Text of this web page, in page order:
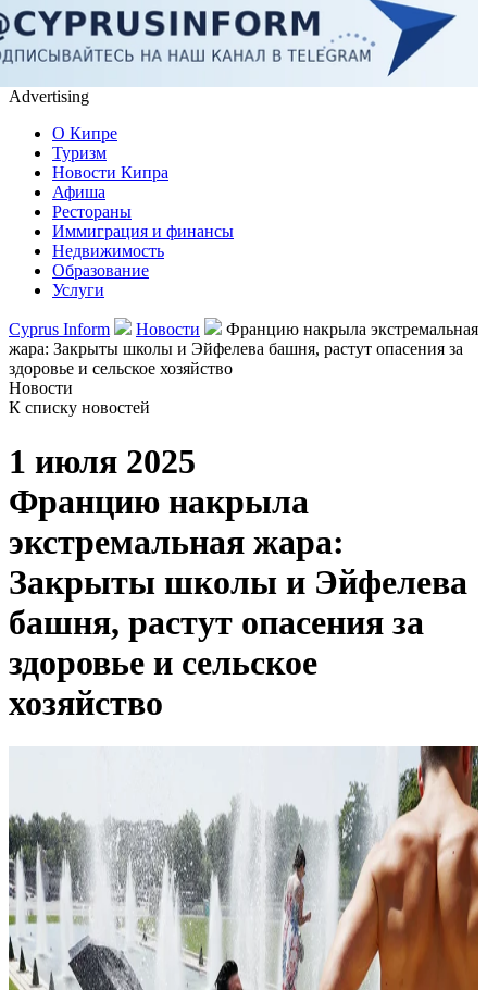
Advertising
О Кипре
Туризм
Новости Кипра
Афиша
Рестораны
Иммиграция и финансы
Недвижимость
Образование
Услуги
Cyprus Inform Новости
Францию накрыла экстремальная
жара: Закрыты школы и Эйфелева башня, растут опасения за
здоровье и сельское хозяйство
Новости
К списку новостей
1 июля 2025
Францию накрыла
экстремальная жара:
Закрыты школы и Эйфелева
башня, растут опасения за
здоровье и сельское
хозяйство